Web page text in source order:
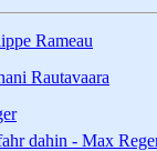
Rameau
Rautavaara
dahin - Max